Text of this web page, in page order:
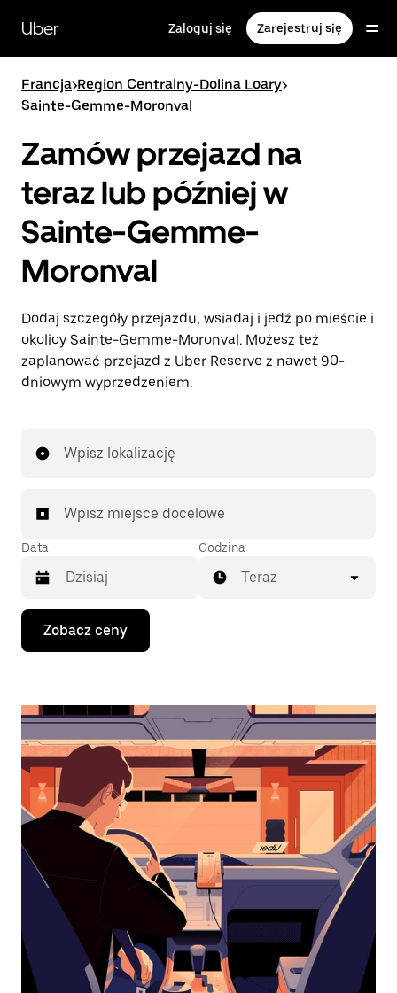
głównej
zawartości
Uber Zaloguj się Zarejestruj się
Francja>Region Centralny-Dolina Loary>
Sainte-Gemme-Moronval
Zamów przejazd na
teraz lub później w
Sainte-Gemme-
Moronval
Dodaj szczegóły przejazdu, wsiadaj i jedź po mieście i
okolicy Sainte-Gemme-Moronval. Możesz też
zaplanować przejazd z Uber Reserve z nawet 90-
dniowym wyprzedzeniem.
Wpisz lokalizację
Wpisz miejsce docelowe
Data
Naciśnij
klawisz
strzałki
do
i wybrać
datę.
Naciśnij
klawisz
„Escape”,
aby
zamknąć
kalendarz.
Godzina
Teraz
Zobacz ceny